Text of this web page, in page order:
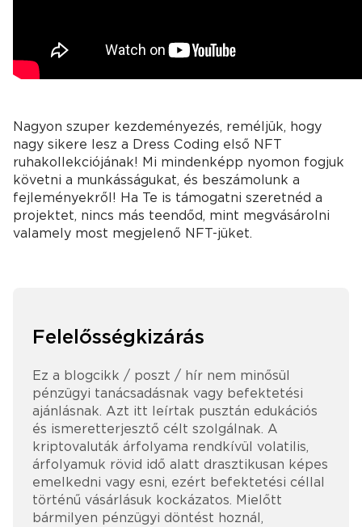
Nagyon szuper kezdeményezés, reméljük, hogy
nagy sikere lesz a Dress Coding első NFT
ruhakollekciójának! Mi mindenképp nyomon fogjuk
követni a munkásságukat, és beszámolunk a
fejleményekről! Ha Te is támogatni szeretnéd a
projektet, nincs más teendőd, mint megvásárolni
valamely most megjelenő NFT-jüket.
Felelősségkizárás
Ez a blogcikk / poszt / hír nem minősül
pénzügyi tanácsadásnak vagy befektetési
ajánlásnak. Azt itt leírtak pusztán edukációs
és ismeretterjesztő célt szolgálnak. A
kriptovaluták árfolyama rendkívül volatilis,
árfolyamuk rövid idő alatt drasztikusan képes
emelkedni vagy esni, ezért befektetési céllal
történű vásárlásuk kockázatos. Mielőtt
bármilyen pénzügyi döntést hoznál,